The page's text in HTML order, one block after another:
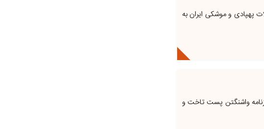
از نظامیان آمریکایی در حملات پهپادی و موشکی ایران به
واشنگتن پست تاخت و